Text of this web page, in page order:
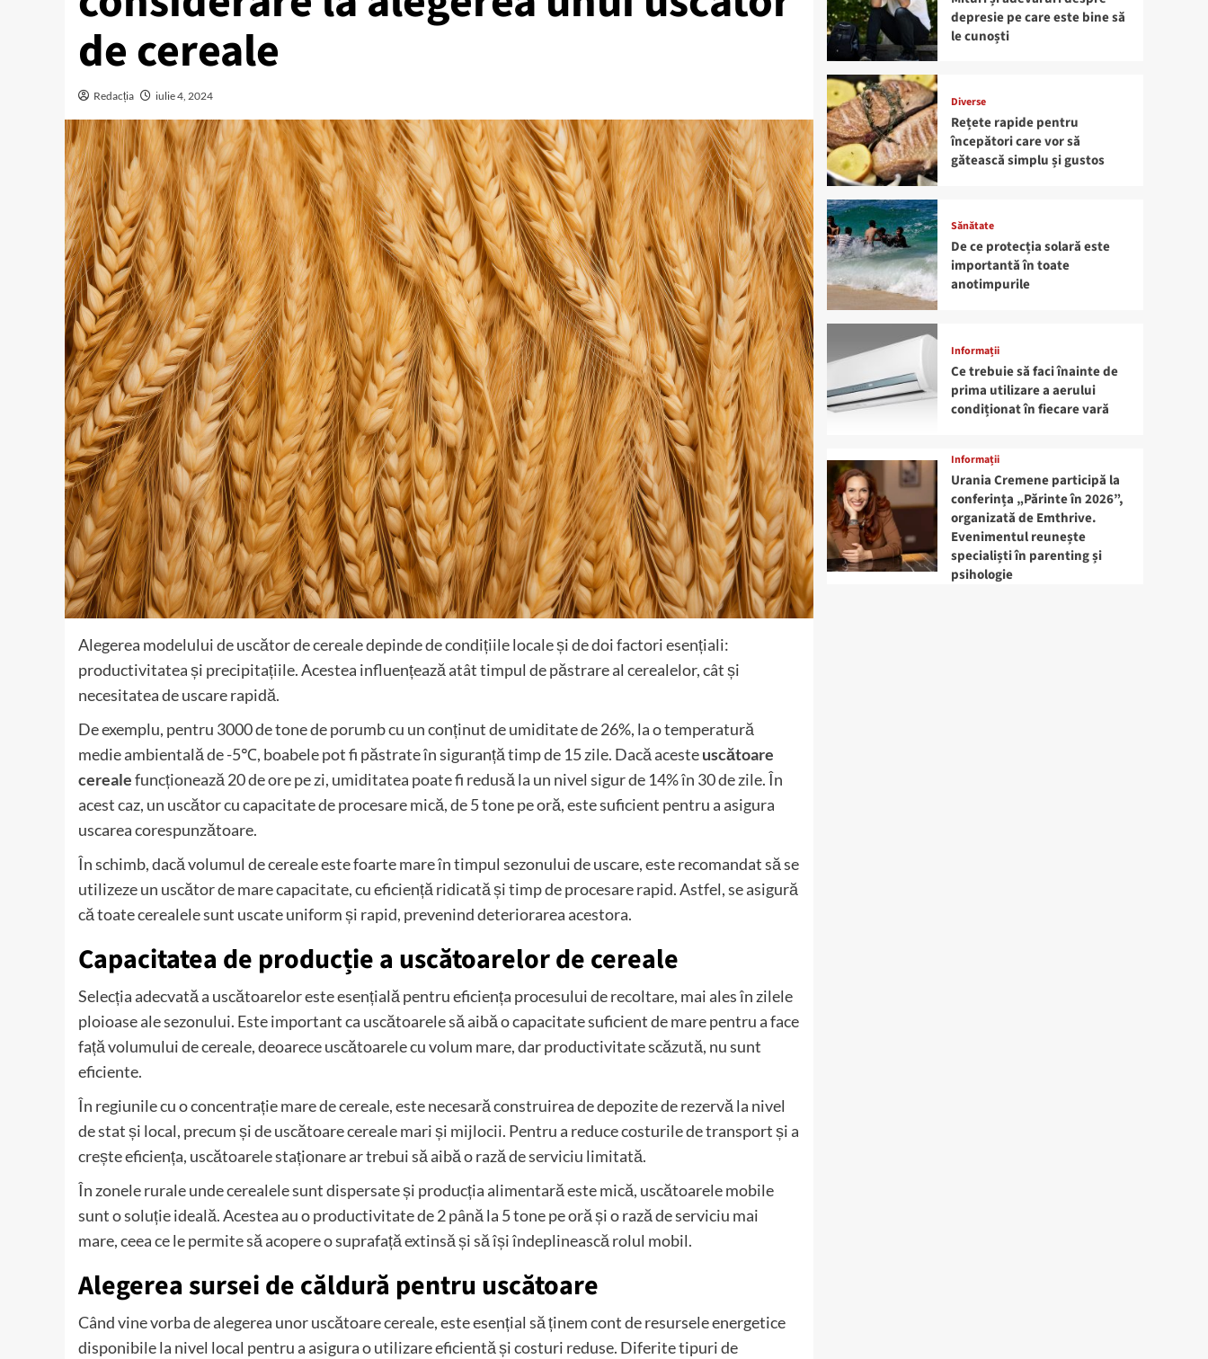
de cereale
Redacția iulie 4, 2024
Alegerea modelului de uscător de cereale depinde de condițiile locale și de doi factori esențiali:
productivitatea și precipitațiile. Acestea influențează atât timpul de păstrare al cerealelor, cât și
necesitatea de uscare rapidă.
De exemplu, pentru 3000 de tone de porumb cu un conținut de umiditate de 26%, la o temperatură
medie ambientală de -5℃, boabele pot fi păstrate în siguranță timp de 15 zile. Dacă acesteuscătoare
cerealefuncționează 20 de ore pe zi, umiditatea poate fi redusă la un nivel sigur de 14% în 30 de zile. În
acest caz, un uscător cu capacitate de procesare mică, de 5 tone pe oră, este suficient pentru a asigura
uscarea corespunzătoare.
În schimb, dacă volumul de cereale este foarte mare în timpul sezonului de uscare, este recomandat să se
utilizeze un uscător de mare capacitate, cu eficiență ridicată și timp de procesare rapid. Astfel, se asigură
că toate cerealele sunt uscate uniform și rapid, prevenind deteriorarea acestora.
Capacitatea de producție a uscătoarelor de cereale
Selecția adecvată a uscătoarelor este esențială pentru eficiența procesului de recoltare, mai ales în zilele
ploioase ale sezonului. Este important ca uscătoarele să aibă o capacitate suficient de mare pentru a face
față volumului de cereale, deoarece uscătoarele cu volum mare, dar productivitate scăzută, nu sunt
eficiente.
În regiunile cu o concentrație mare de cereale, este necesară construirea de depozite de rezervă la nivel
de stat și local, precum și de uscătoare cereale mari și mijlocii. Pentru a reduce costurile de transport și a
crește eficiența, uscătoarele staționare ar trebui să aibă o rază de serviciu limitată.
În zonele rurale unde cerealele sunt dispersate și producția alimentară este mică, uscătoarele mobile
sunt o soluție ideală. Acestea au o productivitate de 2 până la 5 tone pe oră și o rază de serviciu mai
mare, ceea ce le permite să acopere o suprafață extinsă și să își îndeplinească rolul mobil.
Alegerea sursei de căldură pentru uscătoare
Când vine vorba de alegerea unor uscătoare cereale, este esențial să ținem cont de resursele energetice
disponibile la nivel local pentru a asigura o utilizare eficientă și costuri reduse. Diferite tipuri de
depresie pe care este bine să
le cunoști
Diverse
Rețete rapide pentru
începători care vor să
gătească simplu și gustos
Sănătate
De ce protecția solară este
importantă în toate
anotimpurile
Informații
Ce trebuie să faci înainte de
prima utilizare a aerului
condiționat în fiecare vară
Informații
Urania Cremene participă la
conferința „Părinte în 2026”,
organizată de Emthrive.
Evenimentul reunește
specialiști în parenting și
psihologie